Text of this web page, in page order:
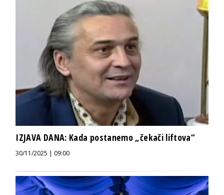
IZJAVA DANA: Kada postanemo „čekači liftova“
30/11/2025 | 09:00